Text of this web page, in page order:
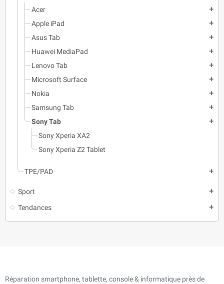
Acer add
Apple iPad add
Asus Tab add
Huawei MediaPad add
Lenovo Tab add
Microsoft Surface add
Nokia add
Samsung Tab add
Sony Tab add
Sony Xperia XA2
Sony Xperia Z2 Tablet
TPE/PAD add
Sport add
Tendances add
Réparation smartphone, tablette, console & informatique près de